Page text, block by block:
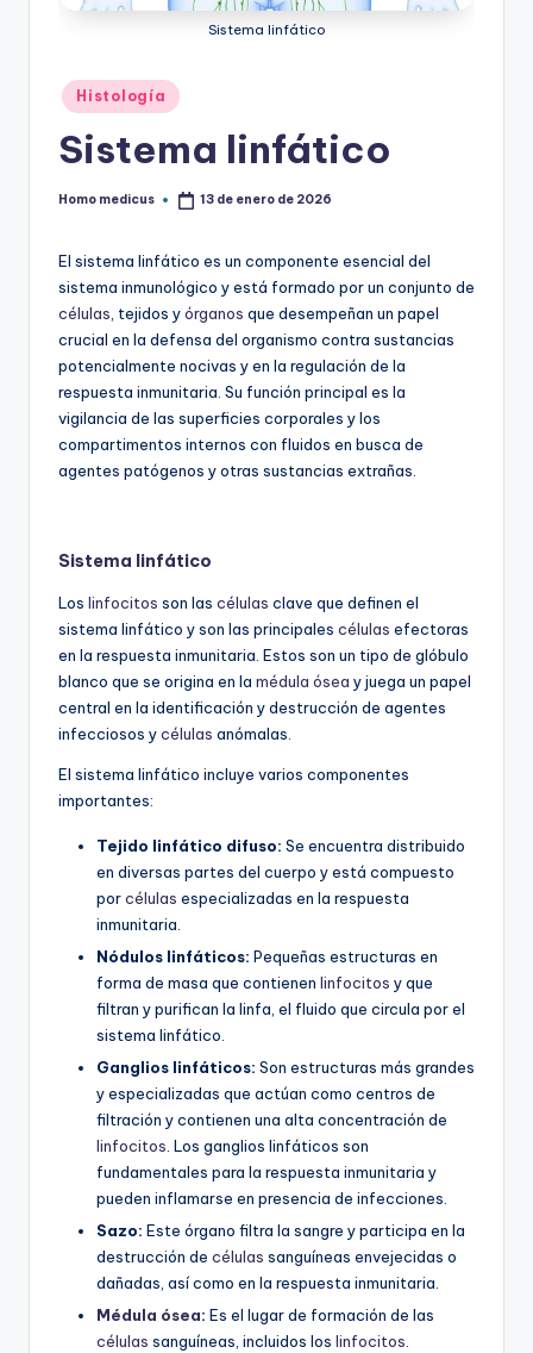
Sistema linfático
Publicado
en
Histología
Sistema linfático
Publicado
Homo medicus 13 de enero de 2026
El sistema linfático es un componente esencial del
sistema inmunológico y está formado por un conjunto de
células , tejidos yórganos que desempeñan un papel
crucial en la defensa del organismo contra sustancias
potencialmente nocivas y en la regulación de la
respuesta inmunitaria. Su función principal es la
vigilancia de las superficies corporales y los
compartimentos internos con fluidos en busca de
agentes patógenos y otras sustancias extrañas.
Sistema linfático
Los linfocitos son las células clave que definen el
sistema linfático y son las principales células efectoras
en la respuesta inmunitaria. Estos son un tipo de glóbulo
blanco que se origina en la médula ósea y juega un papel
central en la identificación y destrucción de agentes
infecciosos ycélulas anómalas.
El sistema linfático incluye varios componentes
importantes:
Tejido linfático difuso: Se encuentra distribuido
en diversas partes del cuerpo y está compuesto
porcélulas especializadas en la respuesta
inmunitaria.
Nódulos linfáticos: Pequeñas estructuras en
forma de masa que contienen linfocitos y que
filtran y purifican la linfa, el fluido que circula por el
sistema linfático.
Ganglios linfáticos: Son estructuras más grandes
y especializadas que actúan como centros de
filtración y contienen una alta concentración de
linfocitos . Los ganglios linfáticos son
fundamentales para la respuesta inmunitaria y
pueden inflamarse en presencia de infecciones.
Sazo: Este órgano filtra la sangre y participa en la
destrucción de células sanguíneas envejecidas o
dañadas, así como en la respuesta inmunitaria.
Médula ósea: Es el lugar de formación de las
células sanguíneas, incluidos los linfocitos.